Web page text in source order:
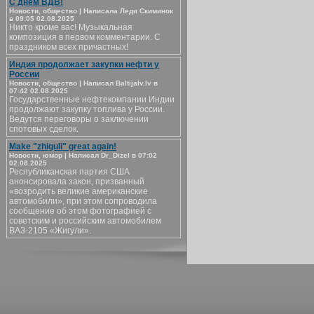
С днём ВДВ!
Новости, общество | Написала Леди Скиминок
в 09:05 02.08.2025
Никто кроме вас! Музыкальная
композиция в первом комментарии. С
праздником всех причастных!
Индия продолжает закупки нефти у
России
Новости, общество | Написал Baltijalv.lv в
07:42 02.08.2025
Государственные нефтекомпании Индии
продолжают закупку топлива у России.
Ведутся переговоры о заключении
спотовых сделок.
Make "zhiguli" great again!
Новости, юмор | Написал Dr_Dizel в 07:02
02.08.2025
Республиканская партия США
анонсировала закон, призванный
«возродить великие американские
автомобили», при этом сопроводила
сообщение об этом фотографией с
советским и российским автомобилем
ВАЗ-2105 «Жигули».